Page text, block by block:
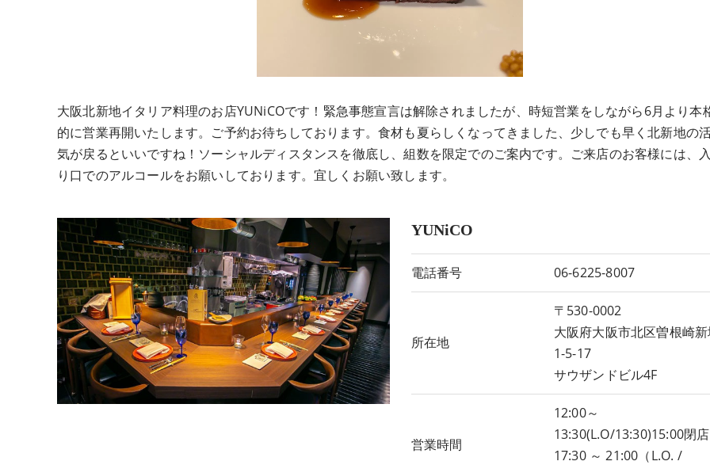
大阪北新地イタリア料理のお店YUNiCOです！緊急事態宣言は解除されましたが、時短営業をしながら6月より本
的に営業再開いたします。ご予約お待ちしております。食材も夏らしくなってきました、少しでも早く北新地の
気が戻るといいですね！ソーシャルディスタンスを徹底し、組数を限定でのご案内です。ご来店のお客様には、
り口でのアルコールをお願いしております。宜しくお願い致します。
YUNiCO
電話番号 06-6225-8007
所在地
〒530-0002
大阪府大阪市北区曽根崎
1-5-17
サウザンドビル4F
営業時間
12:00～
13:30(L.O/13:30)15:00閉店
17:30 ～ 21:00（L.O. /